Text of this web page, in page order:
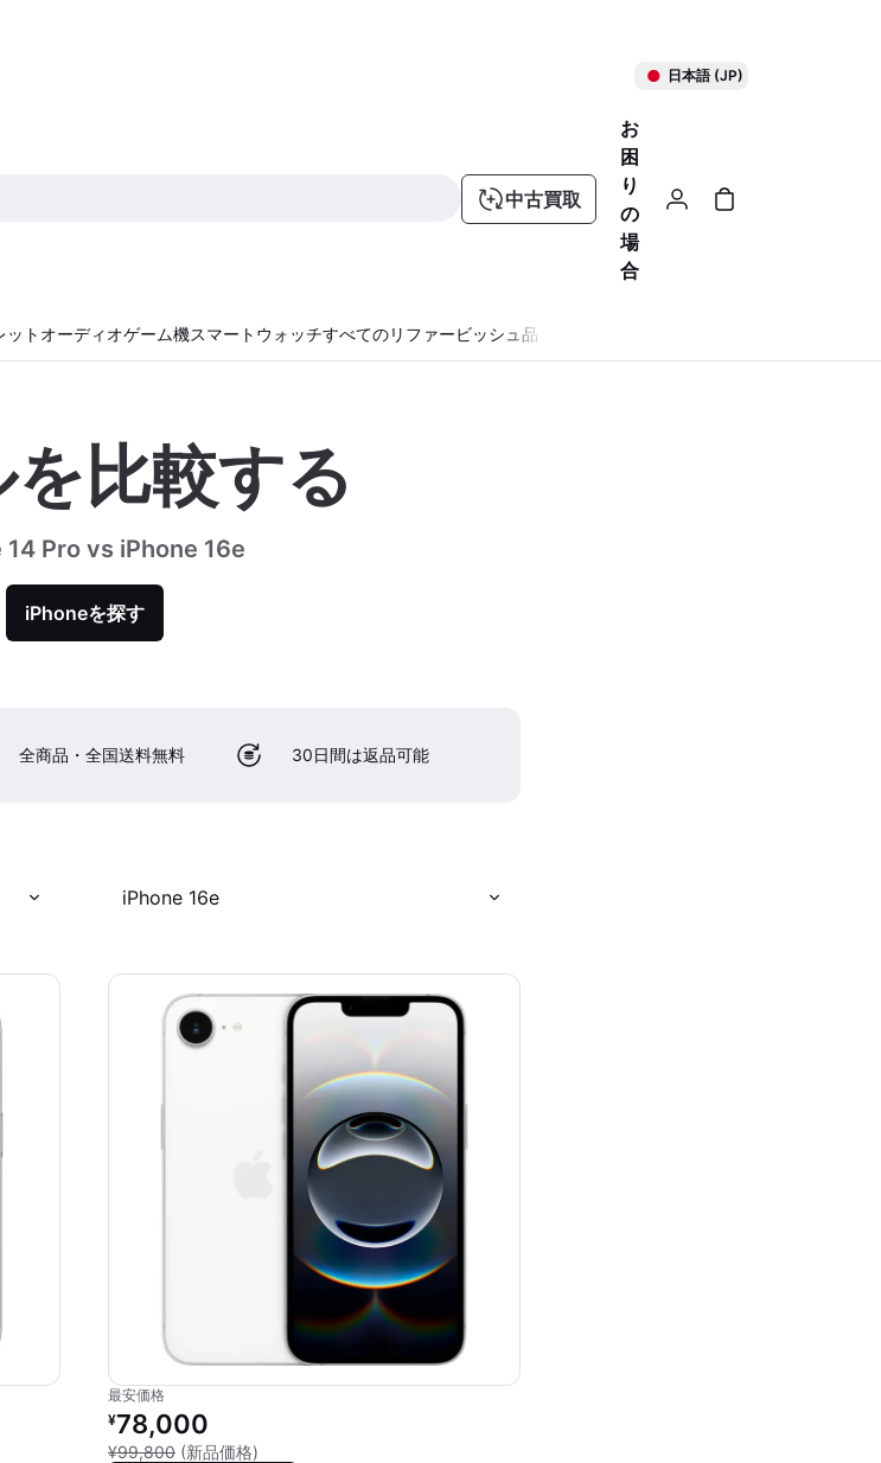
日本語 (JP)
中古買取
お
困
り
の
場
合
ット オーディオゲーム機スマートウォッチすべてのリファービッシュ品
比較する
14 Pro vs iPhone 16e
iPhoneを探す
全商品・全国送料無料 30日間は返品可能
iPhone 16e
最安価格
リファービッシュ品の価格：
¥78,000
¥99,800 (新品価格)